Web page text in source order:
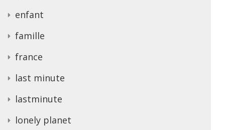
enfant
famille
france
last minute
lastminute
lonely planet